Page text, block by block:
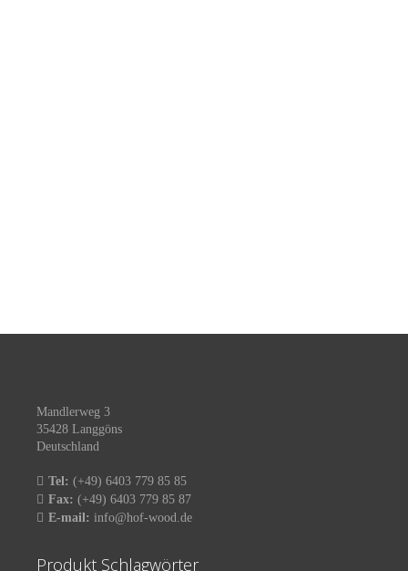
Mandlerweg 3
35428 Langgöns
Deutschland
Tel: (+49) 6403 779 85 85
Fax: (+49) 6403 779 85 87
E-mail: info@hof-wood.de
Produkt Schlagwörter